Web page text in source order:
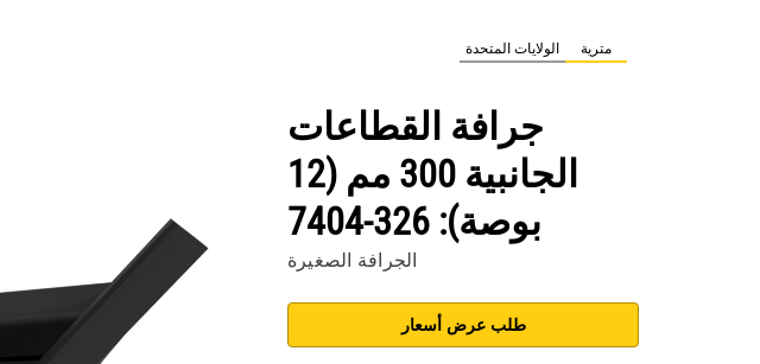
الولايات المتحدة مترية
جرافة القطاعات
الجانبية ‏300 مم (12
بوصة): 326-7404
الجرافة الصغيرة
طلب عرض أسعار